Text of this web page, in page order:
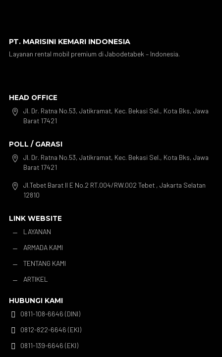
PT. MARISINI KEMARI INDONESIA
Layanan rental mobil premium di Jabodetabek – Indonesia.
HEAD OFFICE

Jl. Dr. Ratna No.53, Jatikramat, Kec. Bekasi Sel., Kota Bks, Jawa
Barat 17421
POLL / GARASI

Jl. Dr. Ratna No.53, Jatikramat, Kec. Bekasi Sel., Kota Bks, Jawa
Barat 17421

Jl.Tebet Barat II E No.2 RT.004/RW.002 Tebet , Jakarta Selatan
12810
LINK WEBSITE
K
LAYANAN
K ARMADA KAMI
K TENTANG KAMI
K ARTIKEL
HUBUNGI KAMI

0811-108-6646 (DINI)

0812-822-6646 (EKI)

0811-139-6646 (EKI)